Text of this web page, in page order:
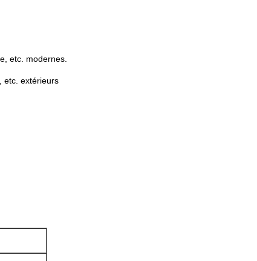
etc. modernes.
etc. extérieurs